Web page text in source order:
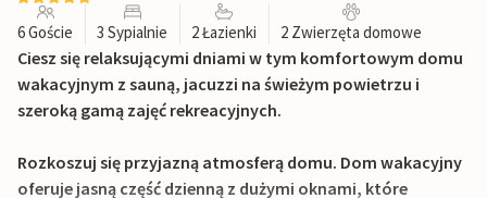
6 Goście 3 Sypialnie 2 Łazienki 2 Zwierzęta domowe
Ciesz się relaksującymi dniami w tym komfortowym domu
wakacyjnym z sauną, jacuzzi na świeżym powietrzu i
szeroką gamą zajęć rekreacyjnych.
Rozkoszuj się przyjazną atmosferą domu. Dom wakacyjny
oferuje jasną część dzienną z dużymi oknami, które